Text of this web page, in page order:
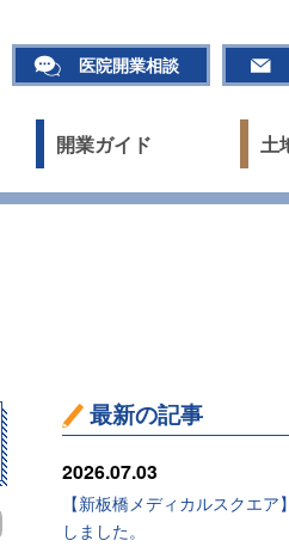
医院開業相談
開業ガイド 土
最新の記事
2026.07.03
【新板橋メディカルスクエア
しました。